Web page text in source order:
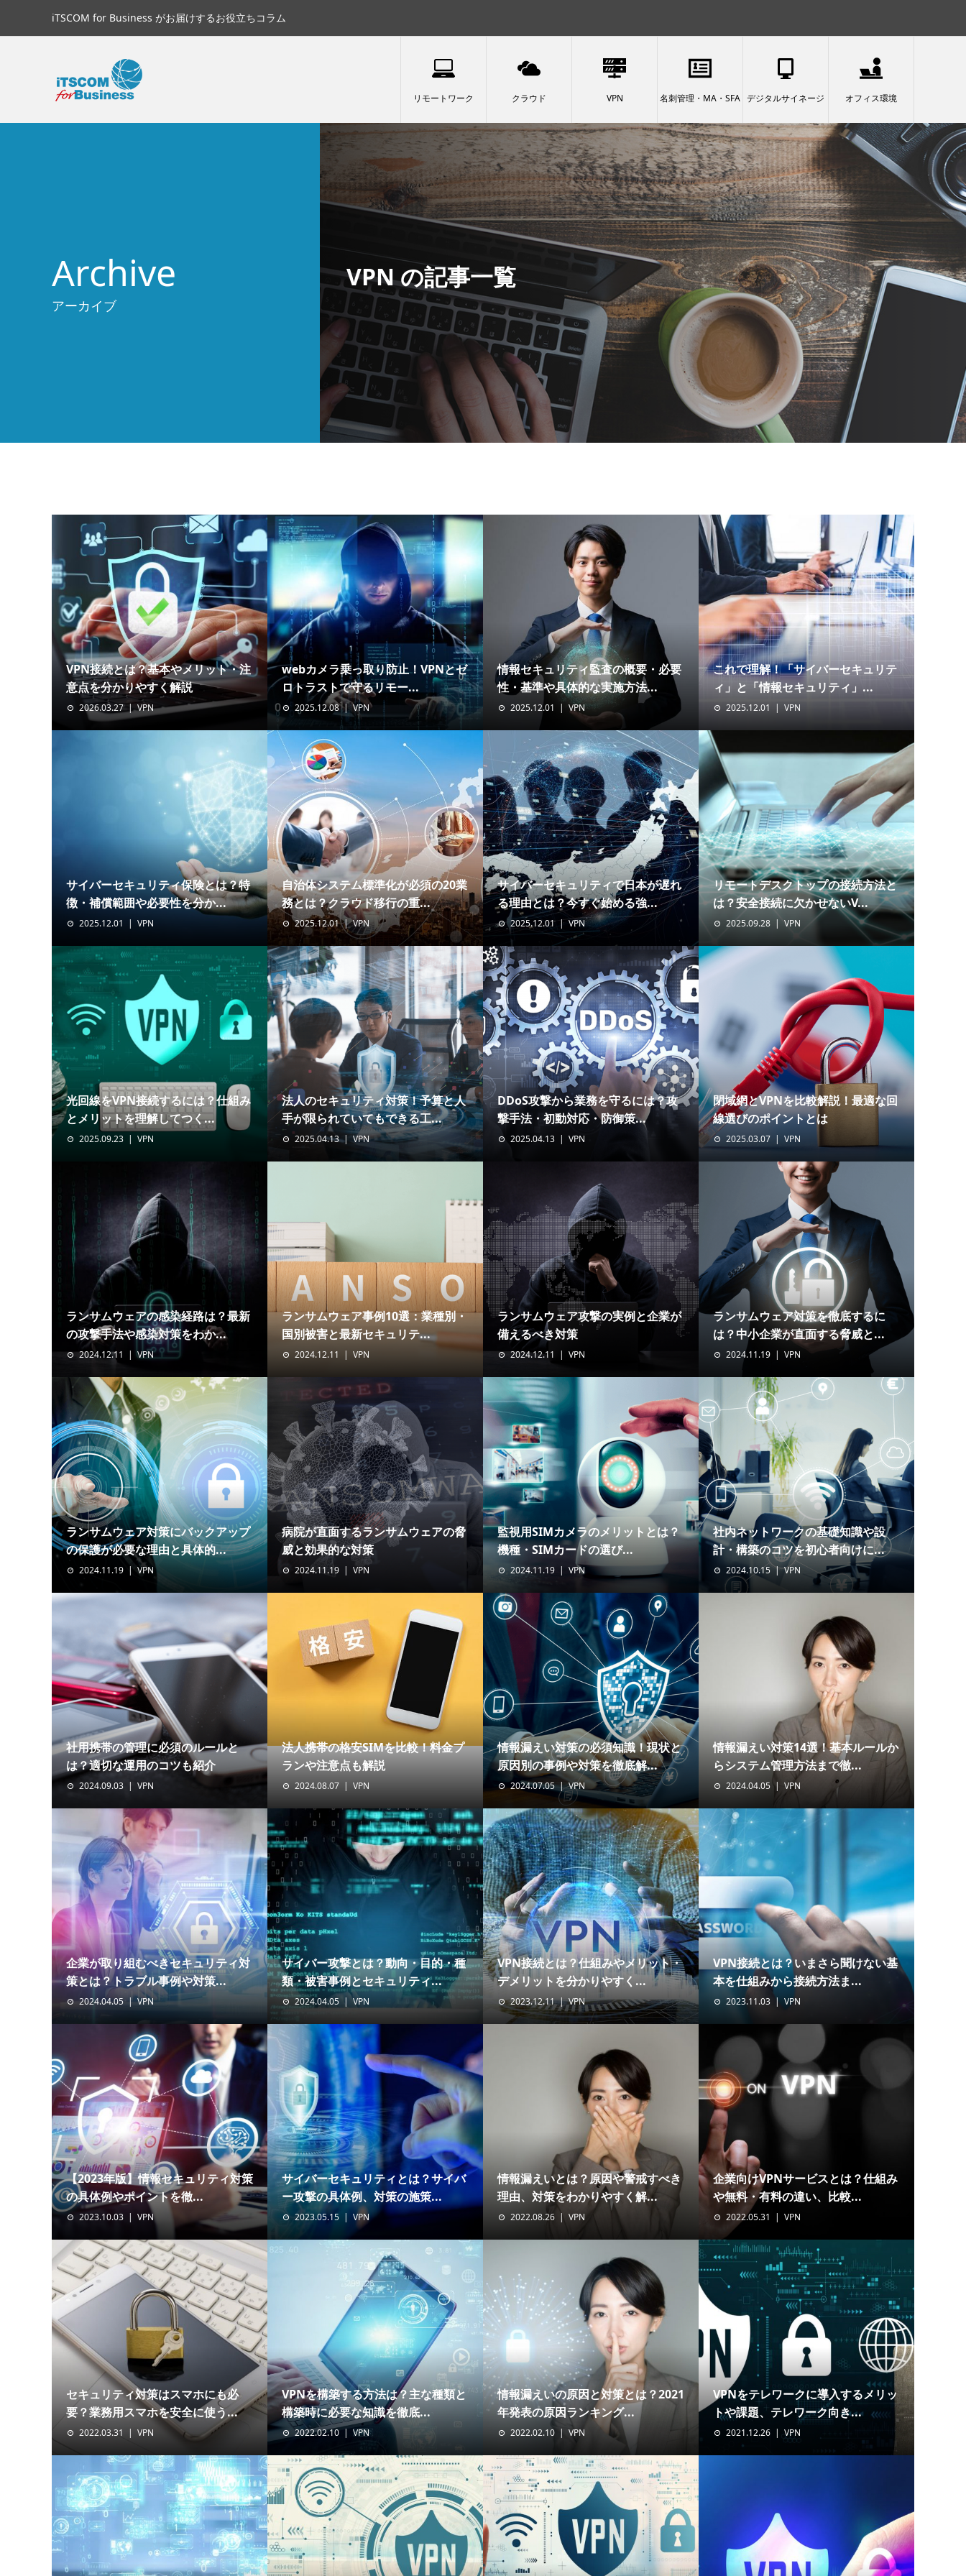
iTSCOM for Business がお届けするお役立ちコラム
リモートワーク クラウド VPN 名刺管理・MA・SFA デジタルサイネージ オフィス環境
Archive
アーカイブ
VPN の記事一覧
VPN接続とは？基本やメリット・注
意点を分かりやすく解説
2026.03.27 VPN
webカメラ乗っ取り防止！VPNとゼ
ロトラストで守るリモー...
2025.12.08 VPN
情報セキュリティ監査の概要・必要
性・基準や具体的な実施方法...
2025.12.01 VPN
これで理解！「サイバーセキュリテ
ィ」と「情報セキュリティ」...
2025.12.01 VPN
サイバーセキュリティ保険とは？特
徴・補償範囲や必要性を分か...
2025.12.01 VPN
自治体システム標準化が必須の20業
務とは？クラウド移行の重...
2025.12.01 VPN
サイバーセキュリティで日本が遅れ
る理由とは？今すぐ始める強...
2025.12.01 VPN
リモートデスクトップの接続方法と
は？安全接続に欠かせないV...
2025.09.28 VPN
光回線をVPN接続するには？仕組み
とメリットを理解してつく...
2025.09.23 VPN
法人のセキュリティ対策！予算と人
手が限られていてもできる工...
2025.04.13 VPN
DDoS攻撃から業務を守るには？攻
撃手法・初動対応・防御策...
2025.04.13 VPN
閉域網とVPNを比較解説！最適な回
線選びのポイントとは
2025.03.07 VPN
ランサムウェアの感染経路は？最新
の攻撃手法や感染対策をわか...
2024.12.11 VPN
ランサムウェア事例10選：業種別・
国別被害と最新セキュリテ...
2024.12.11 VPN
ランサムウェア攻撃の実例と企業が
備えるべき対策
2024.12.11 VPN
ランサムウェア対策を徹底するに
は？中小企業が直面する脅威と...
2024.11.19 VPN
ランサムウェア対策にバックアップ
の保護が必要な理由と具体的...
2024.11.19 VPN
病院が直面するランサムウェアの脅
威と効果的な対策
2024.11.19 VPN
監視用SIMカメラのメリットとは？
機種・SIMカードの選び...
2024.11.19 VPN
社内ネットワークの基礎知識や設
計・構築のコツを初心者向けに...
2024.10.15 VPN
社用携帯の管理に必須のルールと
は？適切な運用のコツも紹介
2024.09.03 VPN
法人携帯の格安SIMを比較！料金プ
ランや注意点も解説
2024.08.07 VPN
情報漏えい対策の必須知識！現状と
原因別の事例や対策を徹底解...
2024.07.05 VPN
情報漏えい対策14選！基本ルールか
らシステム管理方法まで徹...
2024.04.05 VPN
企業が取り組むべきセキュリティ対
策とは？トラブル事例や対策...
2024.04.05 VPN
サイバー攻撃とは？動向・目的・種
類・被害事例とセキュリティ...
2024.04.05 VPN
VPN接続とは？仕組みやメリット・
デメリットを分かりやすく...
2023.12.11 VPN
VPN接続とは？いまさら聞けない基
本を仕組みから接続方法ま...
2023.11.03 VPN
【2023年版】情報セキュリティ対策
の具体例やポイントを徹...
2023.10.03 VPN
サイバーセキュリティとは？サイバ
ー攻撃の具体例、対策の施策...
2023.05.15 VPN
情報漏えいとは？原因や警戒すべき
理由、対策をわかりやすく解...
2022.08.26 VPN
企業向けVPNサービスとは？仕組み
や無料・有料の違い、比較...
2022.05.31 VPN
セキュリティ対策はスマホにも必
要？業務用スマホを安全に使う...
2022.03.31 VPN
VPNを構築する方法は？主な種類と
構築時に必要な知識を徹底...
2022.02.10 VPN
情報漏えいの原因と対策とは？2021
年発表の原因ランキング...
2022.02.10 VPN
VPNをテレワークに導入するメリッ
トや課題、テレワーク向き...
2021.12.26 VPN